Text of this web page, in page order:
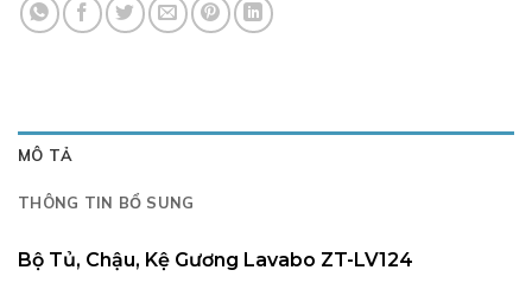
MÔ TẢ
THÔNG TIN BỔ SUNG
Bộ Tủ, Chậu, Kệ Gương Lavabo ZT-LV124